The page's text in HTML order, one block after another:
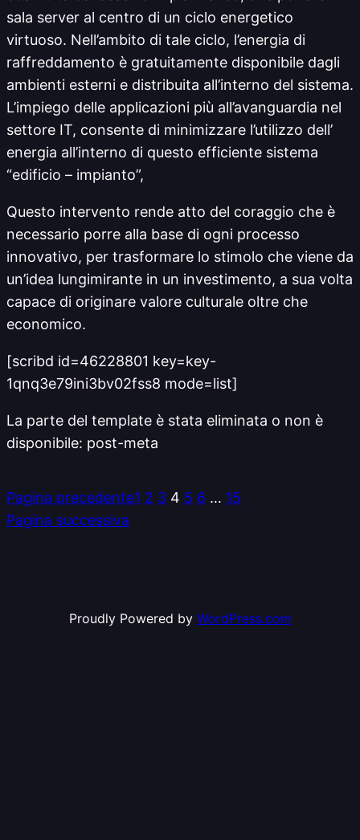
sala server al centro di un ciclo energetico
virtuoso. Nell’ambito di tale ciclo, l’energia di
raffreddamento è gratuitamente disponibile dagli
ambienti esterni e distribuita all’interno del sistema.
L’impiego delle applicazioni più all’avanguardia nel
settore IT, consente di minimizzare l’utilizzo dell’
energia all’interno di questo efficiente sistema
“edificio – impianto”,
Questo intervento rende atto del coraggio che è
necessario porre alla base di ogni processo
innovativo, per trasformare lo stimolo che viene da
un’idea lungimirante in un investimento, a sua volta
capace di originare valore culturale oltre che
economico.
[scribd id=46228801 key=key-
1qnq3e79ini3bv02fss8 mode=list]
La parte del template è stata eliminata o non è
disponibile: post-meta
Pagina precedente1 2 3 4 5 6 … 15
Pagina successiva
Proudly Powered by WordPress.com